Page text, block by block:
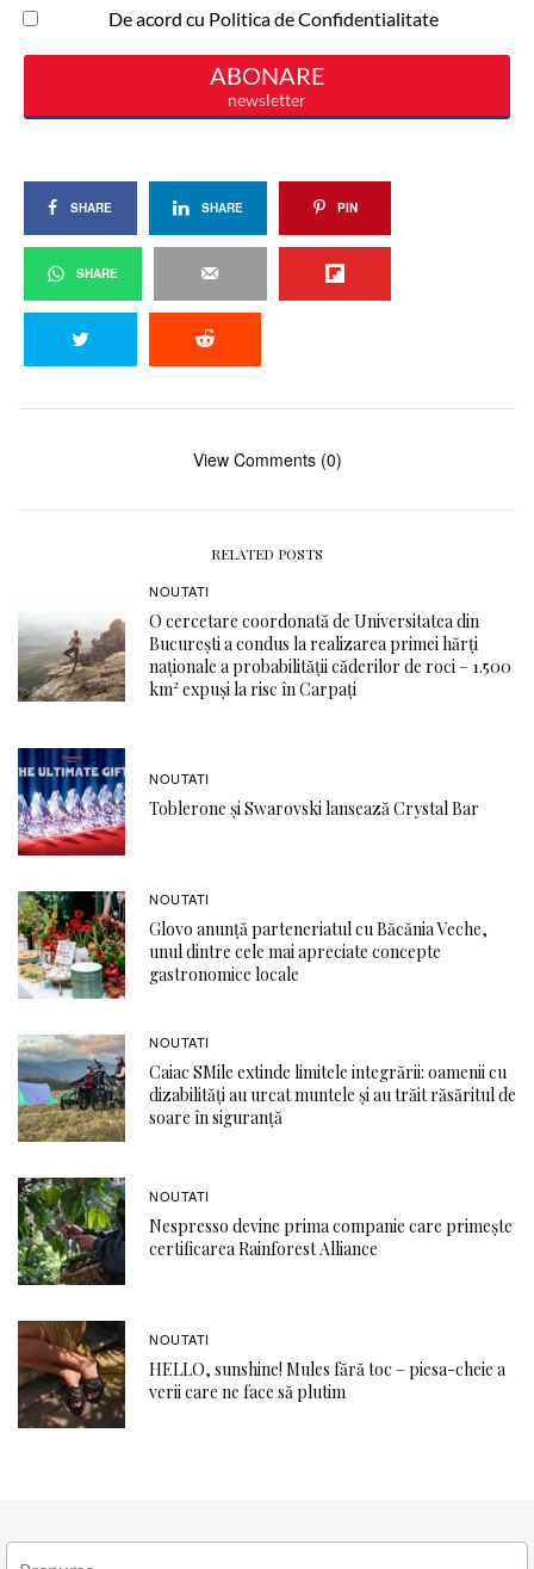
SHARE SHARE PIN
SHARE
View Comments (0)
RELATED POSTS
NOUTATI
O cercetare coordonată de Universitatea din
București a condus la realizarea primei hărți
naționale a probabilității căderilor de roci – 1.500
km² expuși la risc în Carpați
NOUTATI
Toblerone și Swarovski lansează Crystal Bar
NOUTATI
Glovo anunță parteneriatul cu Băcănia Veche,
unul dintre cele mai apreciate concepte
gastronomice locale
NOUTATI
Caiac SMile extinde limitele integrării: oamenii cu
dizabilități au urcat muntele și au trăit răsăritul de
soare în siguranță
NOUTATI
Nespresso devine prima companie care primește
certificarea Rainforest Alliance
NOUTATI
HELLO, sunshine! Mules fără toc – piesa-cheie a
verii care ne face să plutim